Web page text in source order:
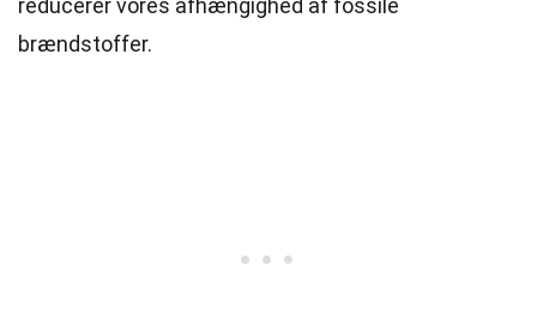
reducerer vores afhængighed af fossile
brændstoffer.